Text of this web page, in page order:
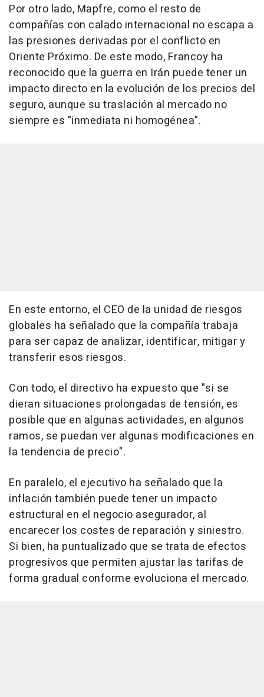
Por otro lado, Mapfre, como el resto de
compañías con calado internacional no escapa a
las presiones derivadas por el conflicto en
Oriente Próximo. De este modo, Francoy ha
reconocido que la guerra en Irán puede tener un
impacto directo en la evolución de los precios del
seguro, aunque su traslación al mercado no
siempre es "inmediata ni homogénea".
En este entorno, el CEO de la unidad de riesgos
globales ha señalado que la compañía trabaja
para ser capaz de analizar, identificar, mitigar y
transferir esos riesgos.
Con todo, el directivo ha expuesto que "si se
dieran situaciones prolongadas de tensión, es
posible que en algunas actividades, en algunos
ramos, se puedan ver algunas modificaciones en
la tendencia de precio".
En paralelo, el ejecutivo ha señalado que la
inflación también puede tener un impacto
estructural en el negocio asegurador, al
encarecer los costes de reparación y siniestro.
Si bien, ha puntualizado que se trata de efectos
progresivos que permiten ajustar las tarifas de
forma gradual conforme evoluciona el mercado.